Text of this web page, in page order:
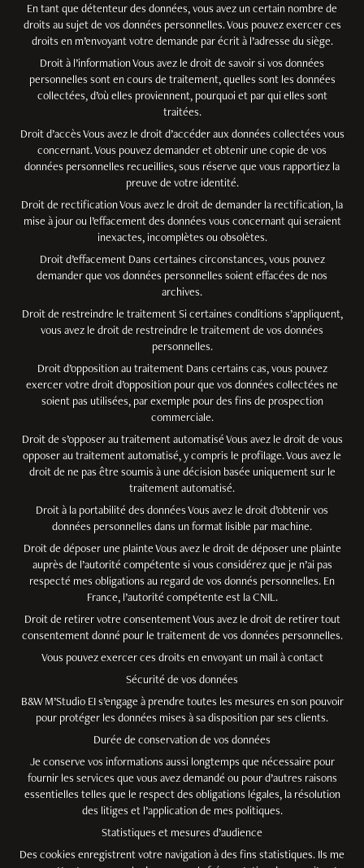
En tant que détenteur des données, vous avez un certain nombre de
droits au sujet de vos données personnelles. Vous pouvez exercer ces
droits en m’envoyant votre demande par écrit à l’adresse du siège.
Droit à l’information Vous avez le droit de savoir si vos données
personnelles sont en cours de traitement, quelles sont les données
collectées, d’où elles proviennent, pourquoi et par qui elles sont
traitées.
Droit d’accès Vous avez le droit d’accéder aux données collectées vous
concernant. Vous pouvez demander et obtenir une copie de vos
données personnelles recueillies, sous réserve que vous rapportiez la
preuve de votre identité.
Droit de rectification Vous avez le droit de demander la rectification, la
mise à jour ou l’effacement des données vous concernant qui seraient
inexactes, incomplètes ou obsolètes.
Droit d’effacement Dans certaines circonstances, vous pouvez
demander que vos données personnelles soient effacées de nos
archives.
Droit de restreindre le traitement Si certaines conditions s’appliquent,
vous avez le droit de restreindre le traitement de vos données
personnelles.
Droit d’opposition au traitement Dans certains cas, vous pouvez
exercer votre droit d’opposition pour que vos données collectées ne
soient pas utilisées, par exemple pour des fins de prospection
commerciale.
Droit de s’opposer au traitement automatisé Vous avez le droit de vous
opposer au traitement automatisé, y compris le profilage. Vous avez le
droit de ne pas être soumis à une décision basée uniquement sur le
traitement automatisé.
Droit à la portabilité des données Vous avez le droit d’obtenir vos
données personnelles dans un format lisible par machine.
Droit de déposer une plainte Vous avez le droit de déposer une plainte
auprès de l’autorité compétente si vous considérez que je n’ai pas
respecté mes obligations au regard de vos donnés personnelles. En
France, l’autorité compétente est la CNIL.
Droit de retirer votre consentement Vous avez le droit de retirer tout
consentement donné pour le traitement de vos données personnelles.
Vous pouvez exercer ces droits en envoyant un mail à contact
Sécurité de vos données
B&W M’Studio EI s’engage à prendre toutes les mesures en son pouvoir
pour protéger les données mises à sa disposition par ses clients.
Durée de conservation de vos données
Je conserve vos informations aussi longtemps que nécessaire pour
fournir les services que vous avez demandé ou pour d’autres raisons
essentielles telles que le respect des obligations légales, la résolution
des litiges et l’application de mes politiques.
Statistiques et mesures d’audience
Des cookies enregistrent votre navigation à des fins statistiques. Ils me